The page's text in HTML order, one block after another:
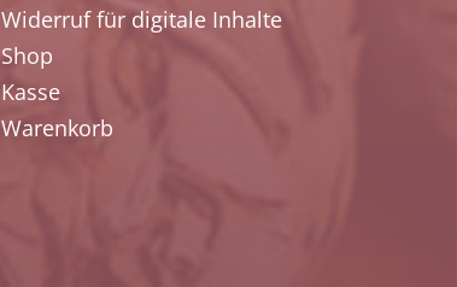
Widerruf für digitale Inhalte
Shop
Kasse
Warenkorb